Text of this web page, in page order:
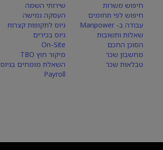
חיפוש משרות
חיפוש לפי תחומים
עבודה ב- Manpower
שאלות ותשובות
הסוכן החכם
מחשבון שכר
טבלאות שכר
שירותי השמה
העסקה גמישה
גיוס לתקופות קצרות
גיוס בכירים
On-Site
מיקור חוץ TBO
השאלת מומחים בגיוס
Payroll